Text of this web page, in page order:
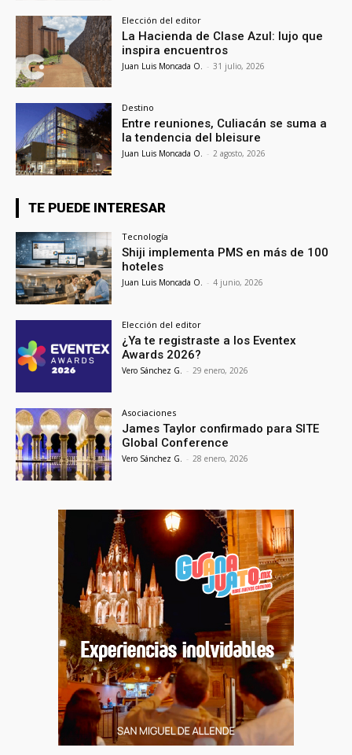
Elección del editor
La Hacienda de Clase Azul: lujo que
inspira encuentros
Juan Luis Moncada O. - 31 julio, 2026
Destino
Entre reuniones, Culiacán se suma a
la tendencia del bleisure
Juan Luis Moncada O. - 2 agosto, 2026
TE PUEDE INTERESAR
Tecnología
Shiji implementa PMS en más de 100
hoteles
Juan Luis Moncada O. - 4 junio, 2026
Elección del editor
¿Ya te registraste a los Eventex
Awards 2026?
Vero Sánchez G. - 29 enero, 2026
Asociaciones
James Taylor confirmado para SITE
Global Conference
Vero Sánchez G. - 28 enero, 2026